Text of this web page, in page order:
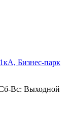
Бизнес-парк
Вс: Выходной